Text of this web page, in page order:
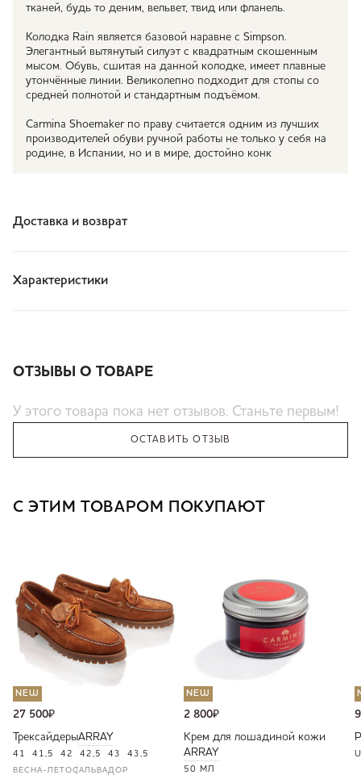
тканей, будь то деним, вельвет, твид или фланель.
Колодка Rain является базовой наравне с Simpson.
Элегантный вытянутый силуэт с квадратным скошенным
мысом. Обувь, сшитая на данной колодке, имеет плавные
утончённые линии. Великолепно подходит для стопы со
средней полнотой и стандартным подъёмом.
Carmina Shoemaker по праву считается одним из лучших
производителей обуви ручной работы не только у себя на
родине, в Испании, но и в мире, достойно конк
Доставка и возврат
Характеристики
ОТЗЫВЫ О ТОВАРЕ
У этого товара пока нет отзывов. Станьте первым!
ОСТАВИТЬ ОТЗЫВ
С ЭТИМ ТОВАРОМ ПОКУПАЮТ
NEW
27 500₽
ТрексайдерыARRAY
41 41,5 42 42,5 43 43,5
ВЕСНА-ЛЕТОСАЛЬВАДОР
NEW
2 800₽
Крем для лошадиной кожи
ARRAY
50 МЛ